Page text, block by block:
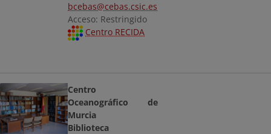
bcebas@cebas.csic.es
Acceso: Restringido
Centro RECIDA
Centro
Oceanográfico de
Murcia
Biblioteca